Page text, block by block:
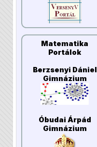
Matematika
Portálok
Berzsenyi Dániel
Gimnázium
Óbudai Árpád
Gimnázium